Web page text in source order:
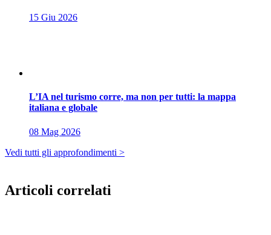
turismo
L’IA nel turismo corre, ma non per tutti: la mappa
italiana e globale
08 Mag 2026